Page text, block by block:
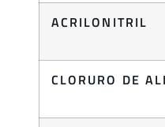
ACRILONITRIL
CLORURO DE